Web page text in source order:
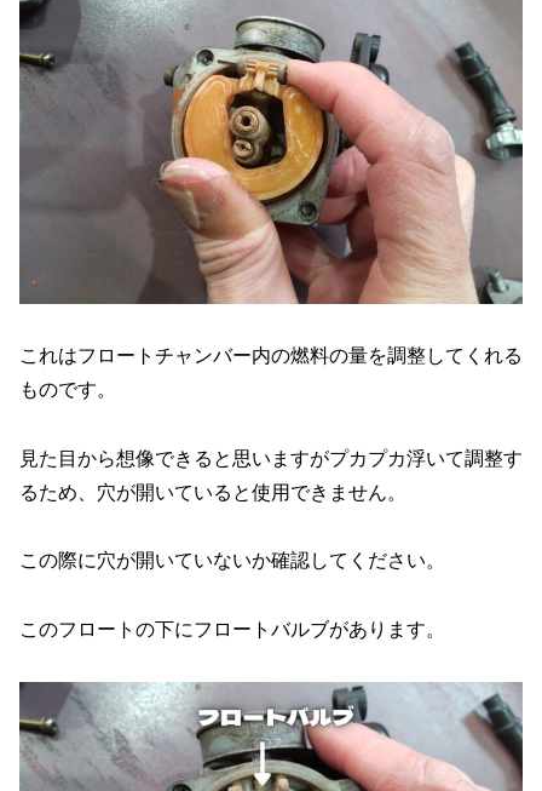
これはフロートチャンバー内の燃料の量を調整してくれる
ものです。
見た目から想像できると思いますがプカプカ浮いて調整す
るため、穴が開いていると使用できません。
この際に穴が開いていないか確認してください。
このフロートの下にフロートバルブがあります。